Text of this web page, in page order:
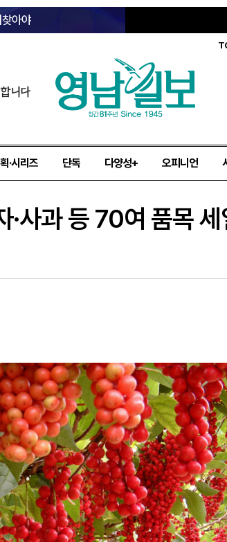
아야
니다
·시리즈 단독 다양성+ 오피니언
사과 등 70여 품목 세